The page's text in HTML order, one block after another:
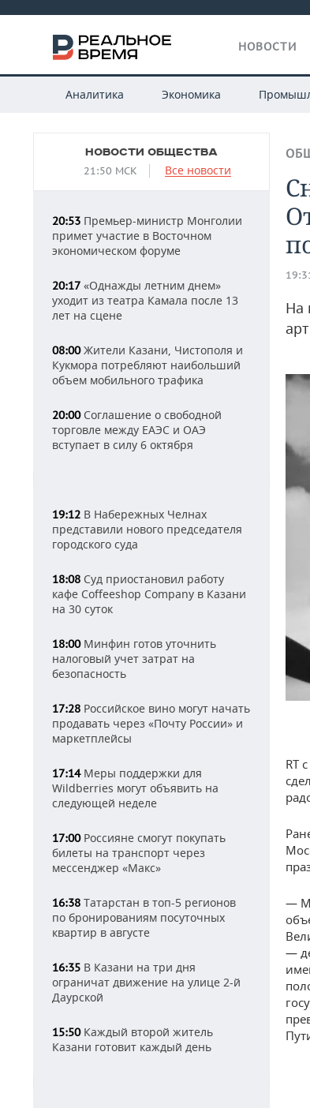
НОВОСТИ
Аналитика Экономика
НОВОСТИ ОБЩЕСТВА
21:50 МСК Все новости
20:53 Премьер-министр Монголии
примет участие в Восточном
экономическом форуме
20:17 «Однажды летним днем»
уходит из театра Камала после 13
лет на сцене
08:00Жители Казани, Чистополя и
Кукмора потребляют наибольший
объем мобильного трафика
20:00Соглашение о свободной
торговле между ЕАЭС и ОАЭ
вступает в силу 6 октября
19:12 В Набережных Челнах
представили нового председателя
городского суда
18:08 Суд приостановил работу
кафе Coffeeshop Company в Казани
на 30 суток
18:00Минфин готов уточнить
налоговый учет затрат на
безопасность
17:28 Российское вино могут начать
продавать через «Почту России» и
маркетплейсы
17:14Меры поддержки для
Wildberries могут объявить на
следующей неделе
17:00Россияне смогут покупать
билеты на транспорт через
мессенджер «Макс»
16:38 Татарстан в топ-5 регионов
по бронированиям посуточных
квартир в августе
16:35 В Казани на три дня
ограничат движение на улице 2-й
Даурской
15:50Каждый второй житель
Казани готовит каждый день
На
RT
—
—